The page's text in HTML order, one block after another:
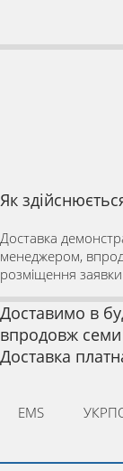
Як
Доставка
менеджером,
розміщення
Доставимо в
впродовж семи
Доставка
EMS